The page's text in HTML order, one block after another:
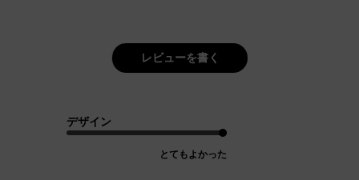
レビューを書く
デザイン
とてもよかった